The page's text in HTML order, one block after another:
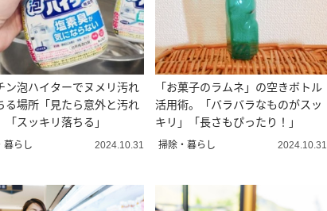
ン泡ハイターでヌメリ汚れ
る場所「見たら意外と汚れ
「スッキリ落ちる」
暮らし 2024.10.31
「お菓子のラムネ」の空きボトル
活用術。「バラバラなものがスッ
キリ」「長さもぴったり！」
掃除・暮らし 2024.10.31